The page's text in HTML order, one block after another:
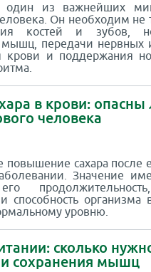
из важнейших
Он необходим не
костей и зубов,
передачи нервных
крови и поддержания
в крови: опасны
человека
повышение сахара после
Значение
способность организма
уровню.
сколько
сохранения мышц